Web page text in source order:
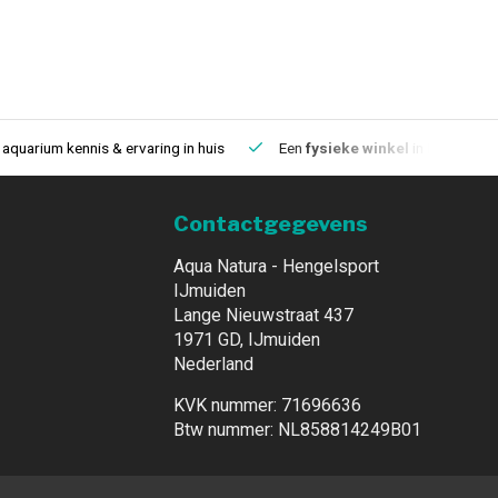
kennis & ervaring in huis Een fysieke winkel
Contactgegevens
Aqua Natura - Hengelsport
IJmuiden
Lange Nieuwstraat 437
1971 GD, IJmuiden
Nederland
KVK nummer: 71696636
Btw nummer: NL858814249B01